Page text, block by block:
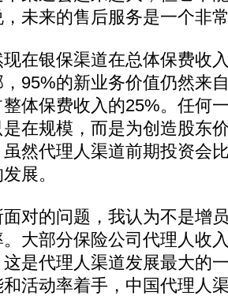
未来的售后服务是一个非
银保渠道在总体保费收
95%的新业务价值仍然来
体保费收入的25%。任何
在规模，而是为创造股东
然代理人渠道前期投资会
展。
的问题，我认为不是增
大部分保险公司代理人收
是代理人渠道发展最大的
活动率着手，中国代理人